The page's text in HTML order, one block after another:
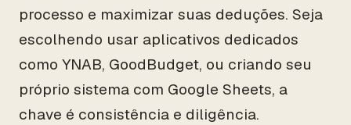
processo e maximizar suas deduções. Seja
escolhendo usar aplicativos dedicados
como YNAB, GoodBudget, ou criando seu
próprio sistema com Google Sheets, a
chave é consistência e diligência.